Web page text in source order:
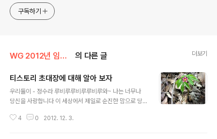
구독하기
WG 2012년 임진년 기록 의 다른 글 더보기
티스토리 초대장에 대해 알아 보자
우리둘이 - 정수라 루비루루비루루비루와~ 나는 너무나
당신을 사랑합니다 이 세상에서 제일로 순진한 맘으로 당
맘으로 루비루비루 나는 행복해요 루비루비루 정말 좋아
4 0 2012. 12. 3.